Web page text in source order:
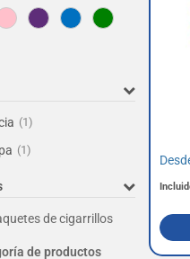
(1)
(1)
de cigarrillos
de productos